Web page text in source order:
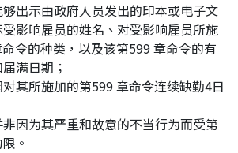
联络我们
最新消息
出示由政府人员发出的印本或电子文
影响雇员的姓名、对受影响雇员所施
令的种类，以及该第599 章命令的有
满日期；
其所施加的第599 章命令连续缺勤4日
因为其严重和故意的不当行为而受第
。